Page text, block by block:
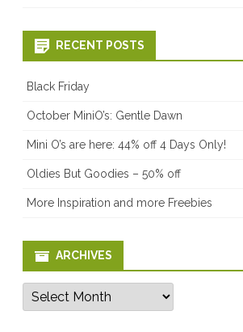
RECENT POSTS
Black Friday
October MiniO’s: Gentle Dawn
Mini O’s are here: 44% off 4 Days Only!
Oldies But Goodies – 50% off
More Inspiration and more Freebies
ARCHIVES
Archives